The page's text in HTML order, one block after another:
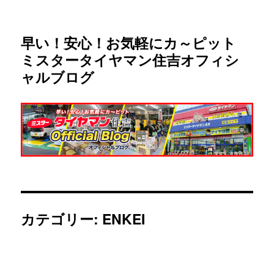
早い！安心！お気軽にカ～ピット
ミスタータイヤマン住吉オフィシ
ャルブログ
カテゴリー: ENKEI